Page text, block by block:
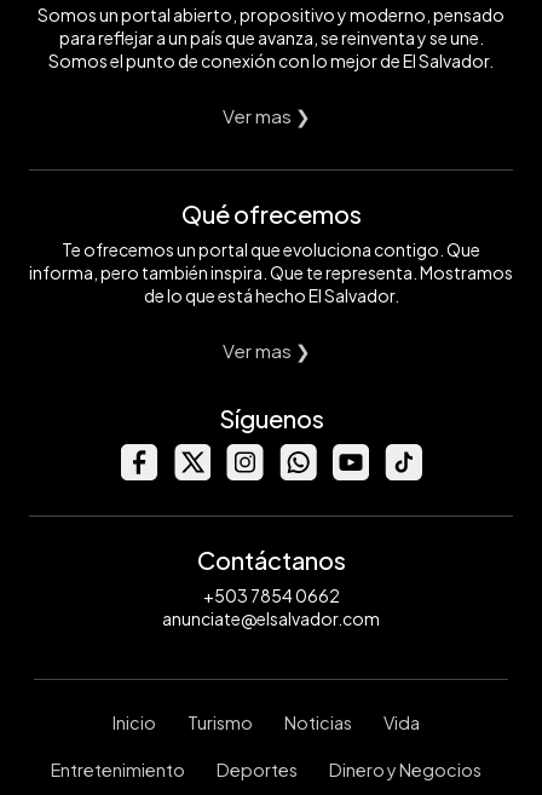
Somos un portal abierto, propositivo y moderno, pensado
para reflejar a un país que avanza, se reinventa y se une.
Somos el punto de conexión con lo mejor de El Salvador.
Ver mas ❯
Qué ofrecemos
Te ofrecemos un portal que evoluciona contigo. Que
informa, pero también inspira. Que te representa. Mostramos
de lo que está hecho El Salvador.
Ver mas ❯
Síguenos
Contáctanos
+503 7854 0662
anunciate@elsalvador.com
Inicio Turismo Noticias Vida
Entretenimiento Deportes Dinero y Negocios